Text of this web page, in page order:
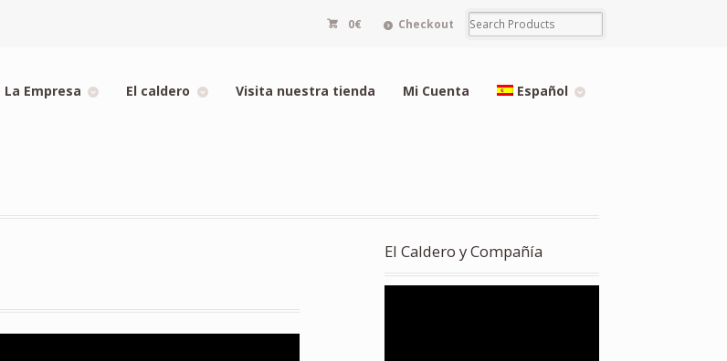
0€ Checkout
La Empresa El caldero Visita nuestra tienda Mi Cuenta Español
El Caldero y Compañía